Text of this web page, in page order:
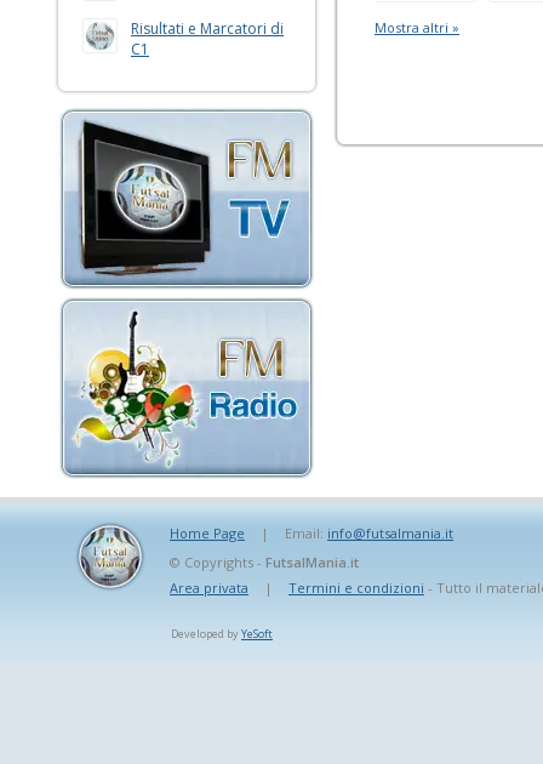
Risultati e Marcatori di
C1
Mostra altri »
Home Page | Email: info@futsalmania.it
© Copyrights - FutsalMania.it
Area privata
| Termini e condizioni - Tutto il
Developed byYeSoft